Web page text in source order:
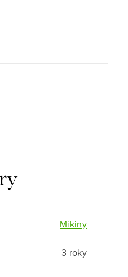
Mikiny
3 roky